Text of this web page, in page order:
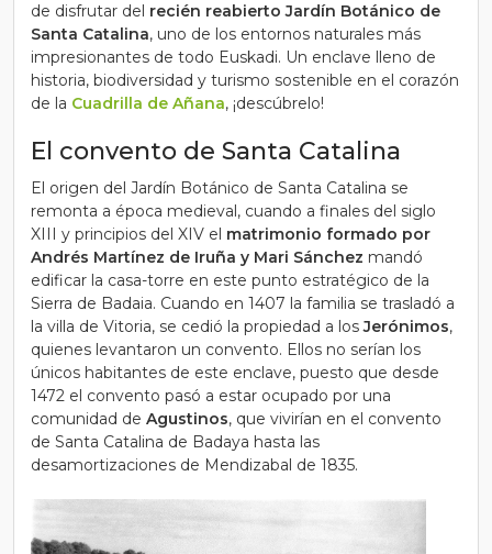
de disfrutar del recién reabierto Jardín Botánico de
Santa Catalina, uno de los entornos naturales más
impresionantes de todo Euskadi. Un enclave lleno de
historia, biodiversidad y turismo sostenible en el corazón
de la Cuadrilla de Añana, ¡descúbrelo!
El convento de Santa Catalina
El origen del Jardín Botánico de Santa Catalina se
remonta a época medieval, cuando a finales del siglo
XIII y principios del XIV el matrimonio formado por
Andrés Martínez de Iruña y Mari Sánchez mandó
edificar la casa-torre en este punto estratégico de la
Sierra de Badaia. Cuando en 1407 la familia se trasladó a
la villa de Vitoria, se cedió la propiedad a losJerónimos,
quienes levantaron un convento. Ellos no serían los
únicos habitantes de este enclave, puesto que desde
1472 el convento pasó a estar ocupado por una
comunidad de Agustinos, que vivirían en el convento
de Santa Catalina de Badaya hasta las
desamortizaciones de Mendizabal de 1835.